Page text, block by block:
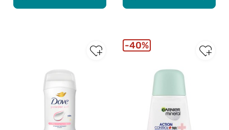
40%